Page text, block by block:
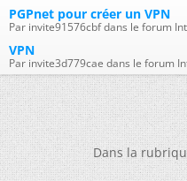
PGPnet pour créer un VPN
Par invite91576cbf dans le forum
VPN
Par invite3d779cae dans le forum
Dans la